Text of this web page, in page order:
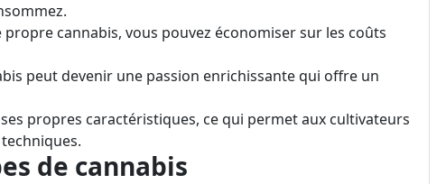
propre cannabis, vous pouvez économiser sur les coûts
peut devenir une passion enrichissante qui offre un
propres caractéristiques, ce qui permet aux cultivateurs
de cannabis